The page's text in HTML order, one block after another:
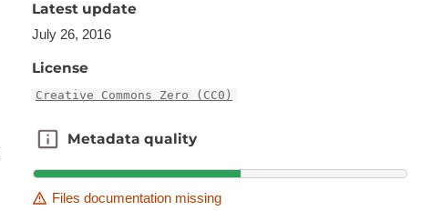
Latest update
July 26, 2016
License
Creative Commons Zero (CC0)
Metadata quality
Metadata quality
Files documentation missing